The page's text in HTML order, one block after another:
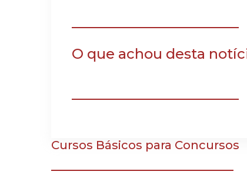
O que achou desta
Cursos Básicos para Concursos